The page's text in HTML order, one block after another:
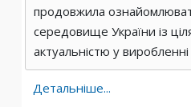
продовжила
середовище України із
актуальністю у
Детальніше...